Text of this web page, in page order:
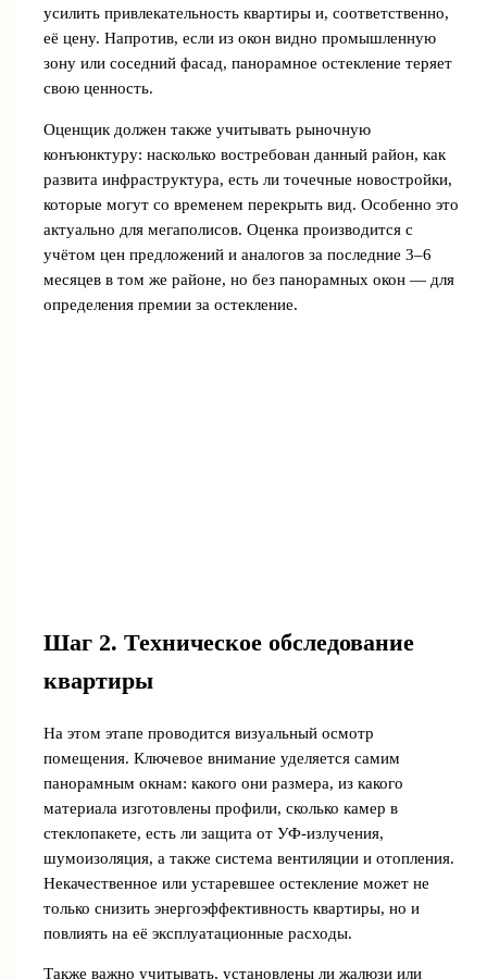
усилить привлекательность квартиры и, соответственно,
её цену. Напротив, если из окон видно промышленную
зону или соседний фасад, панорамное остекление теряет
свою ценность.
Оценщик должен также учитывать рыночную
конъюнктуру: насколько востребован данный район, как
развита инфраструктура, есть ли точечные новостройки,
которые могут со временем перекрыть вид. Особенно это
актуально для мегаполисов. Оценка производится с
учётом цен предложений и аналогов за последние 3–6
месяцев в том же районе, но без панорамных окон — для
определения премии за остекление.
Шаг 2. Техническое обследование
квартиры
На этом этапе проводится визуальный осмотр
помещения. Ключевое внимание уделяется самим
панорамным окнам: какого они размера, из какого
материала изготовлены профили, сколько камер в
стеклопакете, есть ли защита от УФ-излучения,
шумоизоляция, а также система вентиляции и отопления.
Некачественное или устаревшее остекление может не
только снизить энергоэффективность квартиры, но и
повлиять на её эксплуатационные расходы.
Также важно учитывать, установлены ли жалюзи или